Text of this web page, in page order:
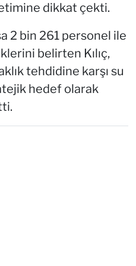
dikkat çekti.
2 bin 261 personel ile
belirten Kılıç,
tehdidine karşı su
hedef olarak